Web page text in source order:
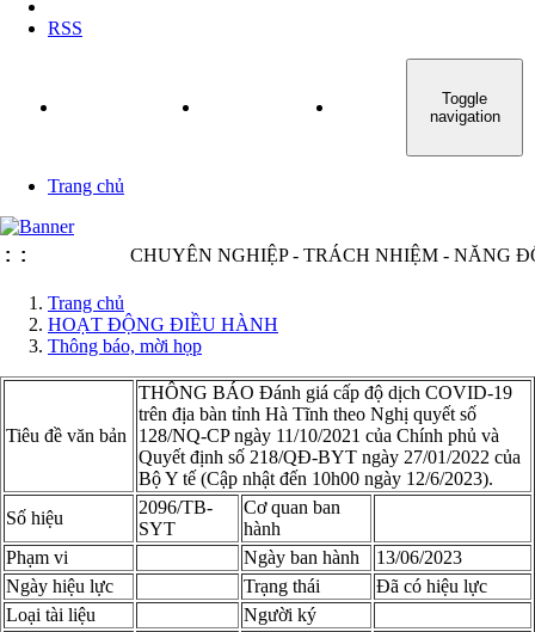
RSS
TIN TỨC - SỰ KIỆN
Toggle
navigation
Trang chủ
: : CHUYÊN NGHIỆP - TRÁCH NHIỆM - NĂNG
Trang chủ
HOẠT ĐỘNG ĐIỀU HÀNH
Thông báo, mời họp
Tiêu đề văn bản
THÔNG BÁO Đánh giá cấp độ dịch COVID-19
trên địa bàn tỉnh Hà Tĩnh theo Nghị quyết số
128/NQ-CP ngày 11/10/2021 của Chính phủ và
Quyết định số 218/QĐ-BYT ngày 27/01/2022 của
Bộ Y tế (Cập nhật đến 10h00 ngày 12/6/2023).
Số hiệu
2096/TB-
SYT
Cơ quan ban
hành
Phạm vi
Ngày ban hành
13/06/2023
Ngày hiệu lực
Trạng thái
Đã có hiệu lực
Loại tài liệu
Người ký